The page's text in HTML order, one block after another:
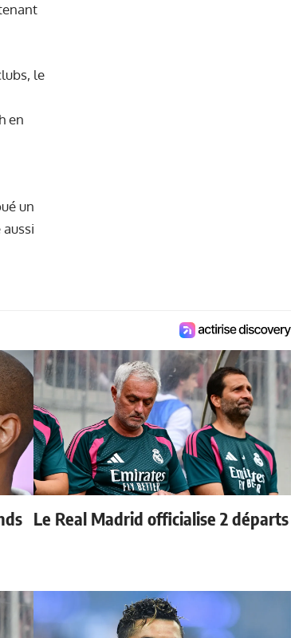
le
en
un
Le Real Madrid officialise 2 départs